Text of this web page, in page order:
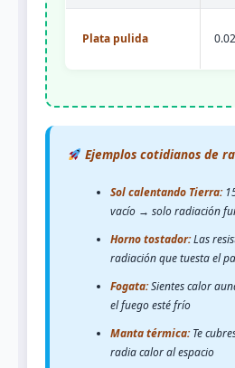
Plata pulida
Ejemplos cotidianos de
Sol calentando Tierra:
vacío → solo radiación
Horno tostador:Las
radiación que tuesta el
Fogata:Sientes calor
el fuego esté frío
Manta térmica:Te
radia calor al espacio